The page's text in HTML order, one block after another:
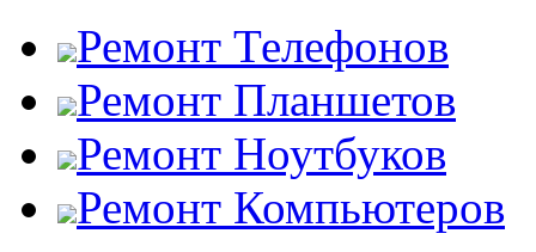
Ремонт Телефонов
Ремонт Планшетов
Ремонт Ноутбуков
Ремонт Компьютеров